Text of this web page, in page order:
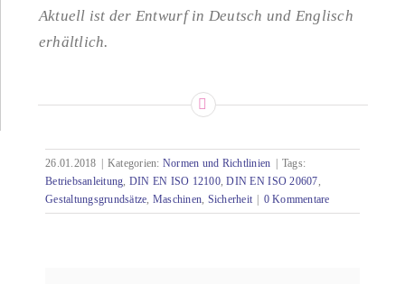
Aktuell ist der Entwurf in Deutsch und Englisch
erhältlich.
26.01.2018 Kategorien: Normen und Richtlinien
Tags:
Betriebsanleitung, DIN EN ISO 12100,DIN EN ISO 20607,
Gestaltungsgrundsätze, Maschinen, Sicherheit 0 Kommentare